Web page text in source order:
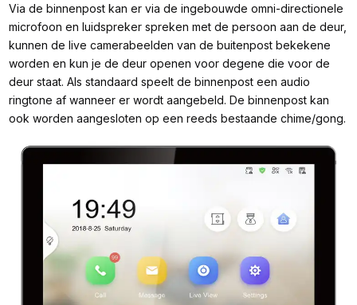
Via de binnenpost kan er via de ingebouwde omni-directionele
microfoon en luidspreker spreken met de persoon aan de deur,
kunnen de live camerabeelden van de buitenpost bekekene
worden en kun je de deur openen voor degene die voor de
deur staat. Als standaard speelt de binnenpost een audio
ringtone af wanneer er wordt aangebeld. De binnenpost kan
ook worden aangesloten op een reeds bestaande chime/gong.